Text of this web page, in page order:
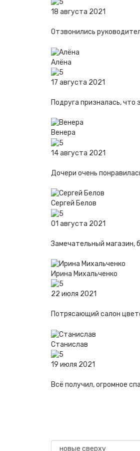
18 августа 2021
Отзвонились
Алёна
17 августа 2021
Подруга призналась,
Венера
14 августа 2021
Дочери очень
Сергей Белов
01 августа 2021
Замечательный магазин,
Ирина Михальченко
22 июля 2021
Потрясающий салон
Станислав
19 июля 2021
Всё получил, огромное